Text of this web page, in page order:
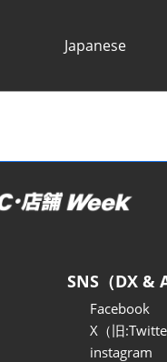
Japanese
SNS（DX &
Facebook
X（旧
instagram